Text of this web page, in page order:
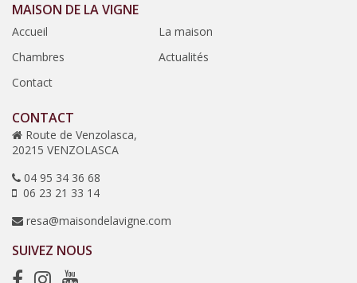
MAISON DE LA VIGNE
Accueil
La maison
Chambres
Actualités
Contact
CONTACT
Route de Venzolasca,
20215 VENZOLASCA
04 95 34 36 68
06 23 21 33 14
resa@maisondelavigne.com
SUIVEZ NOUS